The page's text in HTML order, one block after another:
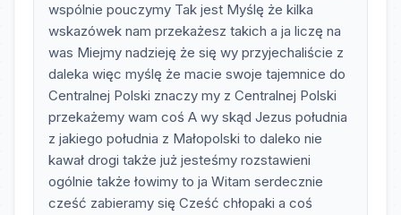
wspólnie pouczymy Tak jest Myślę że kilka
wskazówek nam przekażesz takich a ja liczę na
was Miejmy nadzieję że się wy przyjechaliście z
daleka więc myślę że macie swoje tajemnice do
Centralnej Polski znaczy my z Centralnej Polski
przekażemy wam coś A wy skąd Jezus południa
z jakiego południa z Małopolski to daleko nie
kawał drogi także już jesteśmy rozstawieni
ogólnie także łowimy to ja Witam serdecznie
cześć zabieramy się Cześć chłopaki a coś